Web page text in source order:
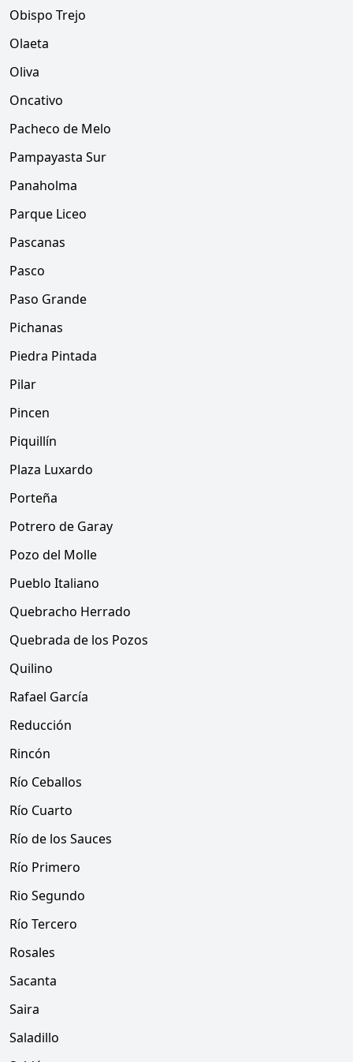
Obispo Trejo
Olaeta
Oliva
Oncativo
Pacheco de Melo
Pampayasta Sur
Panaholma
Parque Liceo
Pascanas
Pasco
Paso Grande
Pichanas
Piedra Pintada
Pilar
Pincen
Piquillín
Plaza Luxardo
Porteña
Potrero de Garay
Pozo del Molle
Pueblo Italiano
Quebracho Herrado
Quebrada de los Pozos
Quilino
Rafael García
Reducción
Rincón
Río Ceballos
Río Cuarto
Río de los Sauces
Río Primero
Rio Segundo
Río Tercero
Rosales
Sacanta
Saira
Saladillo